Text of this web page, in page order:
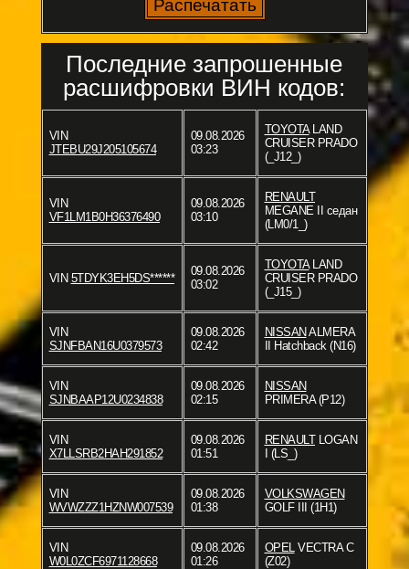
Последние запрошенные
расшифровки ВИН кодов:
VIN
JTEBU29J205105674
09.08.2026
03:23
TOYOTALAND
CRUISER PRADO
(_J12_)
VIN
VF1LM1B0H36376490
09.08.2026
03:10
RENAULT
MEGANE II седан
(LM0/1_)
VIN 5TDYK3EH5DS******
09.08.2026
03:02
TOYOTALAND
CRUISER PRADO
(_J15_)
VIN
SJNFBAN16U0379573
09.08.2026
02:42
NISSAN ALMERA
II Hatchback (N16)
VIN
SJNBAAP12U0234838
09.08.2026
02:15
NISSAN
PRIMERA (P12)
VIN
X7LLSRB2HAH291852
09.08.2026
01:51
RENAULTLOGAN
I (LS_)
VIN
WVWZZZ1HZNW007539
09.08.2026
01:38
VOLKSWAGEN
GOLF III (1H1)
VIN
W0L0ZCF6971128668
09.08.2026
01:26
OPELVECTRA C
(Z02)